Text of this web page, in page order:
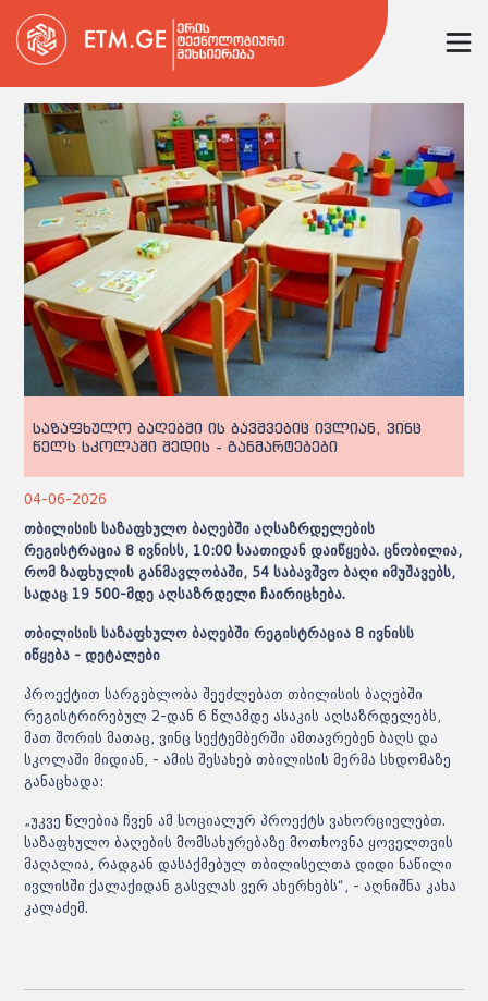
საზაფხულო ბაღებში ის ბავშვებიც ივლიან, ვინც
წელს სკოლაში შედის - განმარტებები
04-06-2026
​თბილისის საზაფხულო ბაღებში აღსაზრდელების
რეგისტრაცია 8 ივნისს, 10:00 საათიდან დაიწყება. ცნობილია,
რომ ზაფხულის განმავლობაში, 54 საბავშვო ბაღი იმუშავებს,
სადაც 19 500-მდე აღსაზრდელი ჩაირიცხება.
თბილისის საზაფხულო ბაღებში რეგისტრაცია 8 ივნისს
იწყება - დეტალები
პროექტით სარგებლობა შეეძლებათ თბილისის ბაღებში
რეგისტრირებულ 2-დან 6 წლამდე ასაკის აღსაზრდელებს,
მათ შორის მათაც, ვინც სექტემბერში ამთავრებენ ბაღს და
სკოლაში მიდიან, - ამის შესახებ თბილისის მერმა სხდომაზე
განაცხადა:
„უკვე წლებია ჩვენ ამ სოციალურ პროექტს ვახორციელებთ.
საზაფხულო ბაღების მომსახურებაზე მოთხოვნა ყოველთვის
მაღალია, რადგან დასაქმებულ თბილისელთა დიდი ნაწილი
ივლისში ქალაქიდან გასვლას ვერ ახერხებს“, - აღნიშნა კახა
კალაძემ.